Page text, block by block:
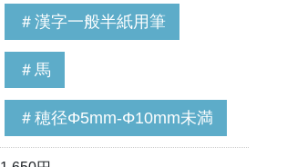
＃漢字一般半紙用筆
＃馬
＃穂径Φ5mm-Φ10mm未満